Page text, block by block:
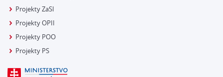
Projekty ZaSI
Projekty OPII
Projekty POO
Projekty PS